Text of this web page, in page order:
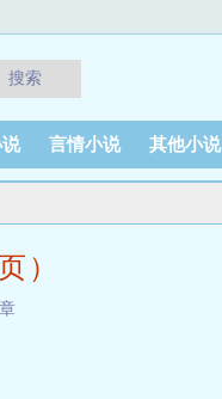
搜索
言情小说 其他小说
）